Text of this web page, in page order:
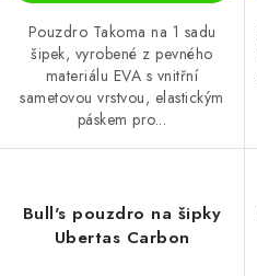
Pouzdro Takoma na 1 sadu
šipek, vyrobené z pevného
materiálu EVA s vnitřní
sametovou vrstvou, elastickým
páskem pro...
Bull's pouzdro na šipky
Ubertas Carbon